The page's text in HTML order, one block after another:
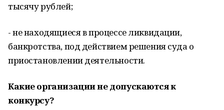
тысячу рублей;
- не находящиеся в процессе ликвидации,
банкротства, под действием решения суда о
приостановлении деятельности.
Какие организации не допускаются к
конкурсу?